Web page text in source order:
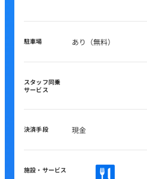
駐車場 あり（無料）
スタッフ同乗
サービス
決済手段 現金
施設・サービス